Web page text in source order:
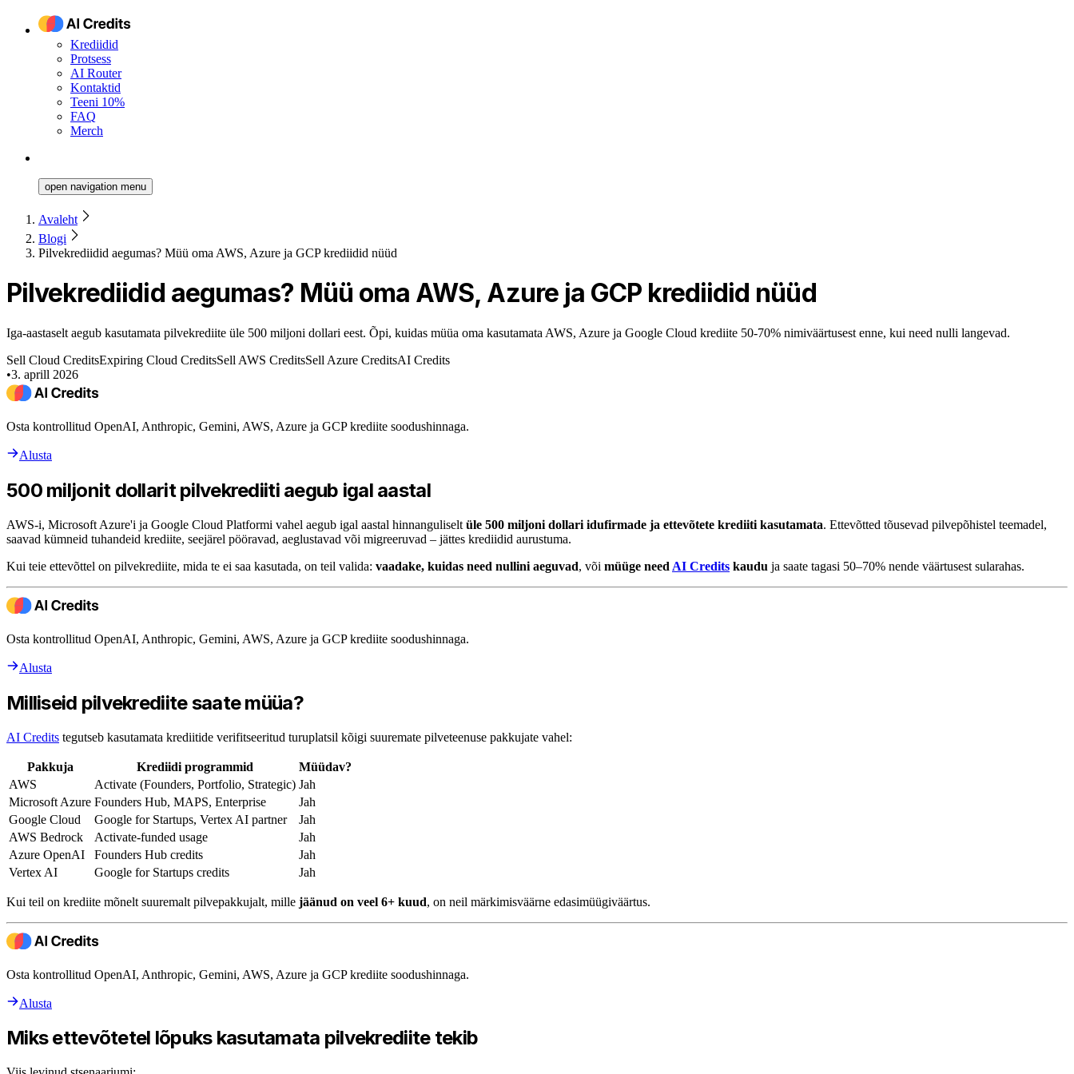
Krediidid
Protsess
AI Router
Kontaktid
Teeni 10%
FAQ
Merch
open navigation menu
Avaleht
Blogi
Pilvekrediidid aegumas? Müü oma AWS, Azure ja GCP krediidid nüüd
Pilvekrediidid aegumas? Müü oma AWS, Azure ja GCP krediidid nüüd
Iga-aastaselt aegub kasutamata pilvekrediite üle 500 miljoni dollari eest. Õpi, kuidas müüa oma kasutamata AWS, Azure ja Google Cloud krediite 50-70% nimiväärtusest enne, kui need nulli langevad.
Sell Cloud CreditsExpiring Cloud CreditsSell AWS CreditsSell Azure CreditsAI Credits
•3. aprill 2026
Osta kontrollitud OpenAI, Anthropic, Gemini, AWS, Azure ja GCP krediite soodushinnaga.
Alusta
500 miljonit dollarit pilvekrediiti aegub igal aastal
AWS-i, Microsoft Azure'i ja Google Cloud Platformi vahel aegub igal aastal hinnanguliselt üle 500 miljoni dollari idufirmade ja ettevõtete krediiti kasutamata. Ettevõtted tõusevad pilvepõhistel teemadel,
saavad kümneid tuhandeid krediite, seejärel pööravad, aeglustavad või migreeruvad – jättes krediidid aurustuma.
Kui teie ettevõttel on pilvekrediite, mida te ei saa kasutada, on teil valida: vaadake, kuidas need nullini aeguvad, või müüge need AI Credits kaudu ja saate tagasi 50–70% nende väärtusest sularahas.
Osta kontrollitud OpenAI, Anthropic, Gemini, AWS, Azure ja GCP krediite soodushinnaga.
Alusta
Milliseid pilvekrediite saate müüa?
AI Credits tegutseb kasutamata krediitide verifitseeritud turuplatsil kõigi suuremate pilveteenuse pakkujate vahel:
Pakkuja Krediidi programmid
Müüdav?
AWS
Activate (Founders, Portfolio, Strategic) Jah
Microsoft Azure Founders Hub, MAPS, Enterprise
Jah
Google Cloud
Google for Startups, Vertex AI partner
Jah
AWS Bedrock
Activate-funded usage
Jah
Azure OpenAI
Founders Hub credits
Jah
Vertex AI
Google for Startups credits Jah
Kui teil on krediite mõnelt suuremalt pilvepakkujalt, mille jäänud on veel 6+ kuud, on neil märkimisväärne edasimüügiväärtus.
Osta kontrollitud OpenAI, Anthropic, Gemini, AWS, Azure ja GCP krediite soodushinnaga.
Alusta
Miks ettevõtetel lõpuks kasutamata pilvekrediite tekib